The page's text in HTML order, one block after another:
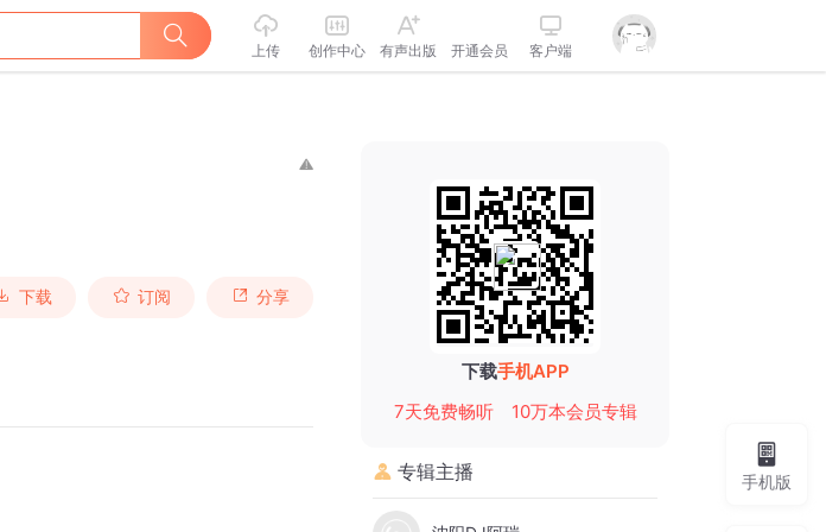
上传 创作中心 有声出版 开通会员 客户端
下载 订阅 分享
下载手机APP
7天免费畅听
10万本会员专辑
专辑主播 手机版